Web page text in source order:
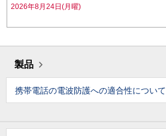
2026年8月24日(月曜)
製品
携帯電話の電波防護への適合性について